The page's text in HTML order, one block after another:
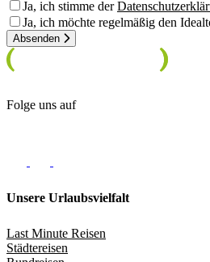
Ja, ich stimme der
Ja, ich möchte regelmäßig den
Absenden
Folge uns auf
Unsere Urlaubsvielfalt
Last Minute Reisen
Städtereisen